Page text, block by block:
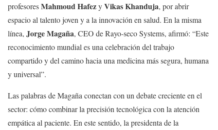
profesoresMahmoud HafezyVikas Khanduja, por abrir
espacio al talento joven y a la innovación en salud. En la misma
línea, Jorge Magaña, CEO de Rayo-seco Systems, afirmó: “Este
reconocimiento mundial es una celebración del trabajo
compartido y del camino hacia una medicina más segura, humana
y universal”.
Las palabras de Magaña conectan con un debate creciente en el
sector: cómo combinar la precisión tecnológica con la atención
empática al paciente. En este sentido, la presidenta de la